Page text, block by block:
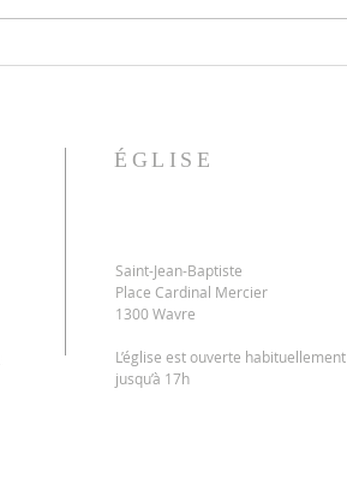
ÉGLISE
Saint-Jean-Baptiste
Place Cardinal Mercier
1300 Wavre
L’église est ouverte habituellement
jusqu’à 17h